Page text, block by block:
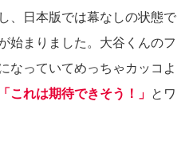
、日本版では幕なしの状態で
始まりました。大谷くんのフ
なっていてめっちゃカッコよ
「これは期待できそう！」 とワ